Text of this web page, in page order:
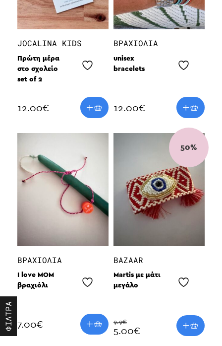
JOCALINA KIDS
Πρώτη μέρα
στο σχολείο
set of 2
12.00€
ΒΡΑΧΙΌΛΙΑ
unisex
bracelets
12.00€
ΒΡΑΧΙΌΛΙΑ
I love MOM
βραχιόλι
7.00€
50%
BAZAAR
Martis με μάτι
μεγάλο
9.9€
5.00€
ΦΙΛΤΡΑ